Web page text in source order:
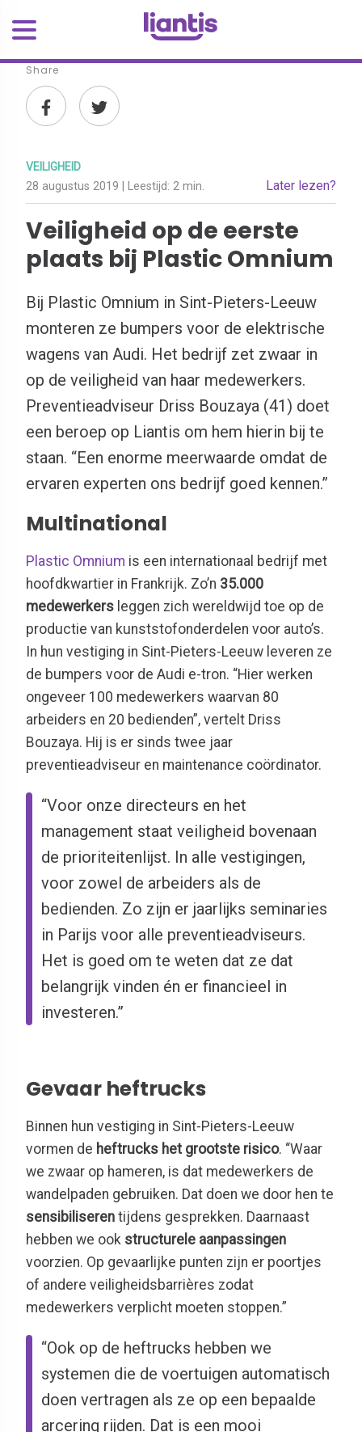
Share
VEILIGHEID
28 augustus 2019 | Leestijd: 2 min. Later lezen?
Veiligheid op de eerste
plaats bij Plastic Omnium
Bij Plastic Omnium in Sint-Pieters-Leeuw
monteren ze bumpers voor de elektrische
wagens van Audi. Het bedrijf zet zwaar in
op de veiligheid van haar medewerkers.
Preventieadviseur Driss Bouzaya (41) doet
een beroep op Liantis om hem hierin bij te
staan. “Een enorme meerwaarde omdat de
ervaren experten ons bedrijf goed kennen.”
Multinational
Plastic Omnium is een internationaal bedrijf met
hoofdkwartier in Frankrijk. Zo’n 35.000
medewerkers leggen zich wereldwijd toe op de
productie van kunststofonderdelen voor auto’s.
In hun vestiging in Sint-Pieters-Leeuw leveren ze
de bumpers voor de Audi e-tron. “Hier werken
ongeveer 100 medewerkers waarvan 80
arbeiders en 20 bedienden”, vertelt Driss
Bouzaya. Hij is er sinds twee jaar
preventieadviseur en maintenance coördinator.
“Voor onze directeurs en het
management staat veiligheid bovenaan
de prioriteitenlijst. In alle vestigingen,
voor zowel de arbeiders als de
bedienden. Zo zijn er jaarlijks seminaries
in Parijs voor alle preventieadviseurs.
Het is goed om te weten dat ze dat
belangrijk vinden én er financieel in
investeren.”
Gevaar heftrucks
Binnen hun vestiging in Sint-Pieters-Leeuw
vormen de heftrucks het grootste risico. “Waar
we zwaar op hameren, is dat medewerkers de
wandelpaden gebruiken. Dat doen we door hen te
sensibiliseren tijdens gesprekken. Daarnaast
hebben we ook structurele aanpassingen
voorzien. Op gevaarlijke punten zijn er poortjes
of andere veiligheidsbarrières zodat
medewerkers verplicht moeten stoppen.”
“Ook op de heftrucks hebben we
systemen die de voertuigen automatisch
doen vertragen als ze op een bepaalde
arcering rijden. Dat is een mooi